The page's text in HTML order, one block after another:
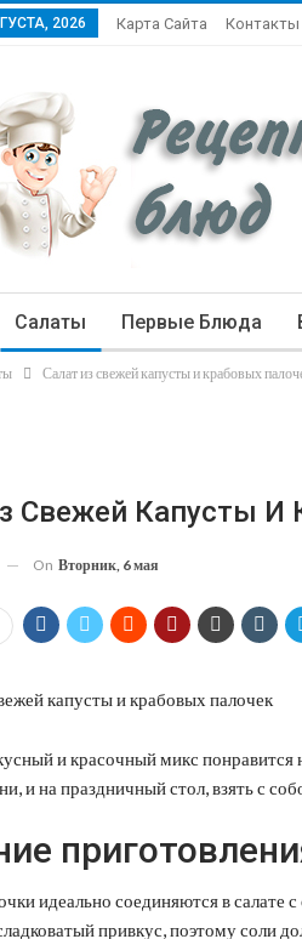
2026 Карта Сайта Контакты
Салаты Первые Блюда
Салат из свежей капусты и крабовых
Свежей Капусты И
On Вторник, 6 мая
и красочный микс
и на праздничный стол, взять с
идеально соединяются в салате
привкус, поэтому соли